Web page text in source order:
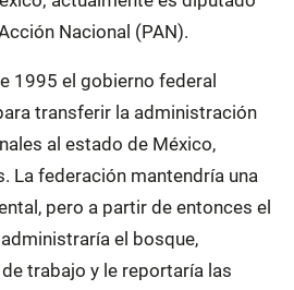
Nacional (PAN).
1995 el gobierno federal
transferir la administración
al estado de México,
La federación mantendría una
pero a partir de entonces el
el bosque,
trabajo y le reportaría las